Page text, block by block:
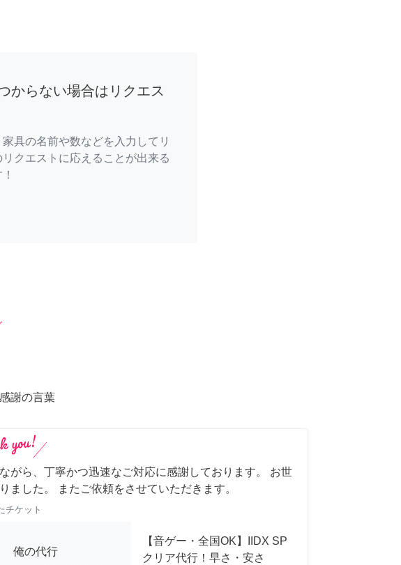
からない場合はリクエス
具の名前や数などを入力してリ
クエストに応えることが出来る
謝の言葉
がら、丁寧かつ迅速なご対応に感謝しております。 お世
ました。 またご依頼をさせていただきます。
チケット
俺の代行
【音ゲー・全国OK】IIDX SP
クリア代行！早さ・安さ